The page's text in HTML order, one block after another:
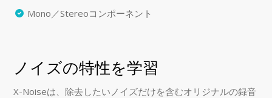
Mono／Stereoコンポーネント
ノイズの特性を学習
X-Noiseは、除去したいノイズだけを含むオリジナルの録音